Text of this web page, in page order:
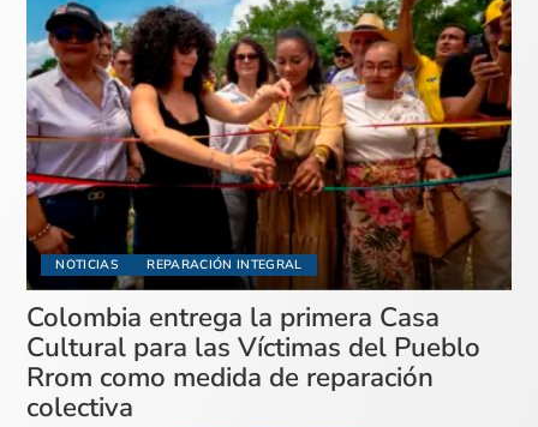
NOTICIAS REPARACIÓN INTEGRAL
Colombia entrega la primera Casa
Cultural para las Víctimas del Pueblo
Rrom como medida de reparación
colectiva